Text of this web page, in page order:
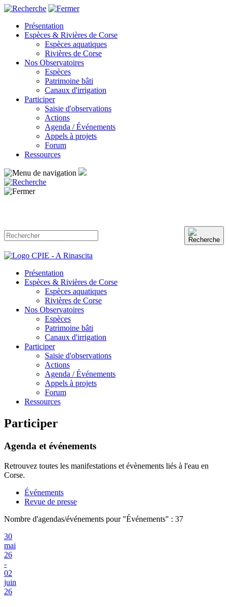
Présentation
Espèces & Rivières de Corse
Espèces aquatiques
Rivières de Corse
Nos Observatoires
Espèces
Patrimoine bâti
Canaux d'irrigation
Participer
Saisie d'observations
Actions
Agenda / Événements
Appels à projets
Forum
Ressources
Présentation
Espèces & Rivières de Corse
Espèces aquatiques
Rivières de Corse
Nos Observatoires
Espèces
Patrimoine bâti
Canaux d'irrigation
Participer
Saisie d'observations
Actions
Agenda / Événements
Appels à projets
Forum
Ressources
Participer
Agenda et événements
Retrouvez toutes les manifestations et évènements liés à l'eau en
Corse.
Événements
Revue de presse
Nombre d'agendas/événements pour "Événements" : 37
30
mai
26
-
02
juin
26
Panneau de gestion des cookies